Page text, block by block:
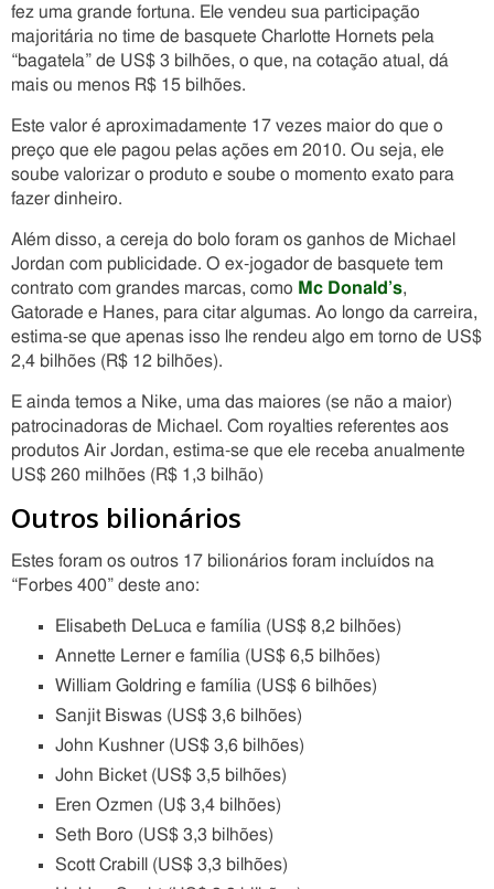
fez uma grande fortuna. Ele vendeu sua participação
majoritária no time de basquete Charlotte Hornets pela
“bagatela” de US$ 3 bilhões, o que, na cotação atual, dá
mais ou menos R$ 15 bilhões.
Este valor é aproximadamente 17 vezes maior do que o
preço que ele pagou pelas ações em 2010. Ou seja, ele
soube valorizar o produto e soube o momento exato para
fazer dinheiro.
Além disso, a cereja do bolo foram os ganhos de Michael
Jordan com publicidade. O ex-jogador de basquete tem
contrato com grandes marcas, como Mc Donald’s,
Gatorade e Hanes, para citar algumas. Ao longo da carreira,
estima-se que apenas isso lhe rendeu algo em torno de US$
2,4 bilhões (R$ 12 bilhões).
E ainda temos a Nike, uma das maiores (se não a maior)
patrocinadoras de Michael. Com royalties referentes aos
produtos Air Jordan, estima-se que ele receba anualmente
US$ 260 milhões (R$ 1,3 bilhão)
Outros bilionários
Estes foram os outros 17 bilionários foram incluídos na
“Forbes 400” deste ano:
Elisabeth DeLuca e família (US$ 8,2 bilhões)
Annette Lerner e família (US$ 6,5 bilhões)
William Goldring e família (US$ 6 bilhões)
Sanjit Biswas (US$ 3,6 bilhões)
John Kushner (US$ 3,6 bilhões)
John Bicket (US$ 3,5 bilhões)
Eren Ozmen (U$ 3,4 bilhões)
Seth Boro (US$ 3,3 bilhões)
Scott Crabill (US$ 3,3 bilhões)